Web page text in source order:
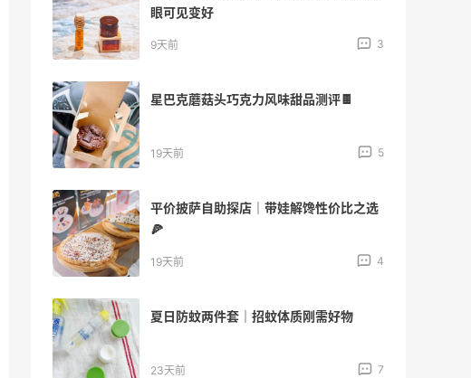
眼可见变好
9天前 3
星巴克蘑菇头巧克力风味甜品测评🍫
19天前 5
平价披萨自助探店｜带娃解馋性价比之选
🍕
19天前 4
夏日防蚊两件套｜招蚊体质刚需好物
23天前 7